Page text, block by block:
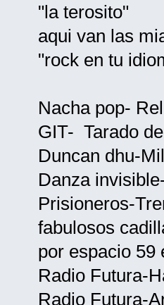
"la terosito"
aqui van las
"rock en tu
Nacha pop-
GIT- Tarado
Duncan dhu-
Danza
Prisioneros-
fabulosos
por espacio 59
Radio Futura-
Radio Futura-